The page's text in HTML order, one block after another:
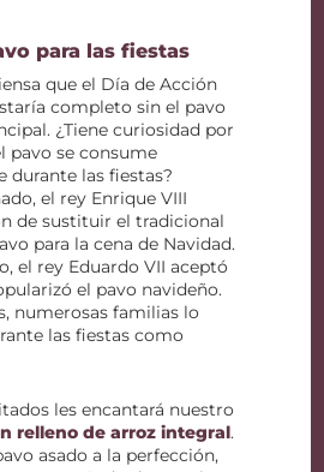
para las fiestas
que el Día de Acción
completo sin el pavo
¿Tiene curiosidad por
pavo se consume
durante las fiestas?
el rey Enrique VIII
de sustituir el tradicional
para la cena de Navidad.
el rey Eduardo VII aceptó
el pavo navideño.
numerosas familias lo
las fiestas como
les encantará nuestro
relleno de arroz integral.
asado a la perfección,